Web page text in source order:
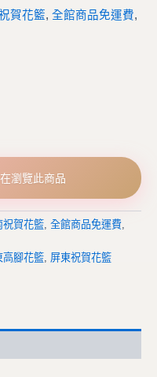
賀花籃, 全館商品免運費,
瀏覽此商品
祝賀花籃, 全館商品免運費,
高腳花籃, 屏東祝賀花籃